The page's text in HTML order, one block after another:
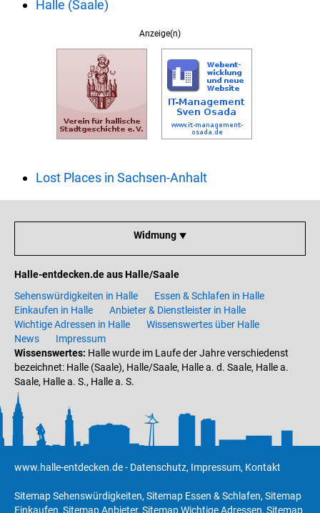
Halle (Saale)
Anzeige(n)
Lost Places in Sachsen-Anhalt
Widmung ⯆
Halle-entdecken.de aus Halle/Saale
Sehenswürdigkeiten in Halle
Essen & Schlafen in Halle
Einkaufen in Halle
Anbieter & Dienstleister in Halle
Wichtige Adressen in Halle
Wissenswertes über Halle
News
Impressum
Wissenswertes: Halle wurde im Laufe der Jahre verschiedenst
bezeichnet: Halle (Saale), Halle/Saale, Halle a. d. Saale, Halle a.
Saale, Halle a. S., Halle a. S.
www.halle-entdecken.de- Datenschutz, Impressum, Kontakt
Sitemap Sehenswürdigkeiten, Sitemap Essen & Schlafen, Sitemap
Einkaufen, Sitemap Anbieter, Sitemap Wichtige Adressen, Sitemap